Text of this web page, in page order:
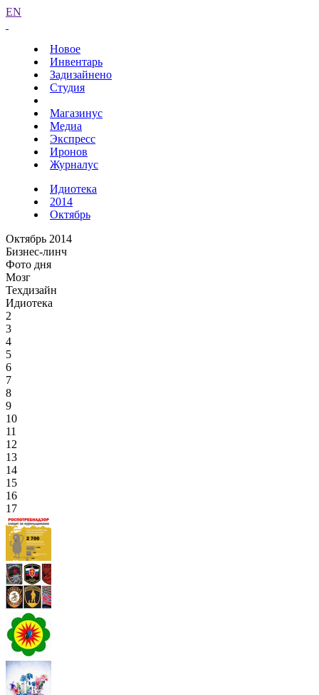
EN
Новое
Инвентарь
Задизайнено
Студия
Магазинус
Медиа
Экспресс
Иронов
Журналус
Идиотека
2014
Октябрь
Октябрь 2014
Бизнес-линч
Фото дня
Мозг
Техдизайн
Идиотека
2
3
4
5
6
7
8
9
10
11
12
13
14
15
16
17